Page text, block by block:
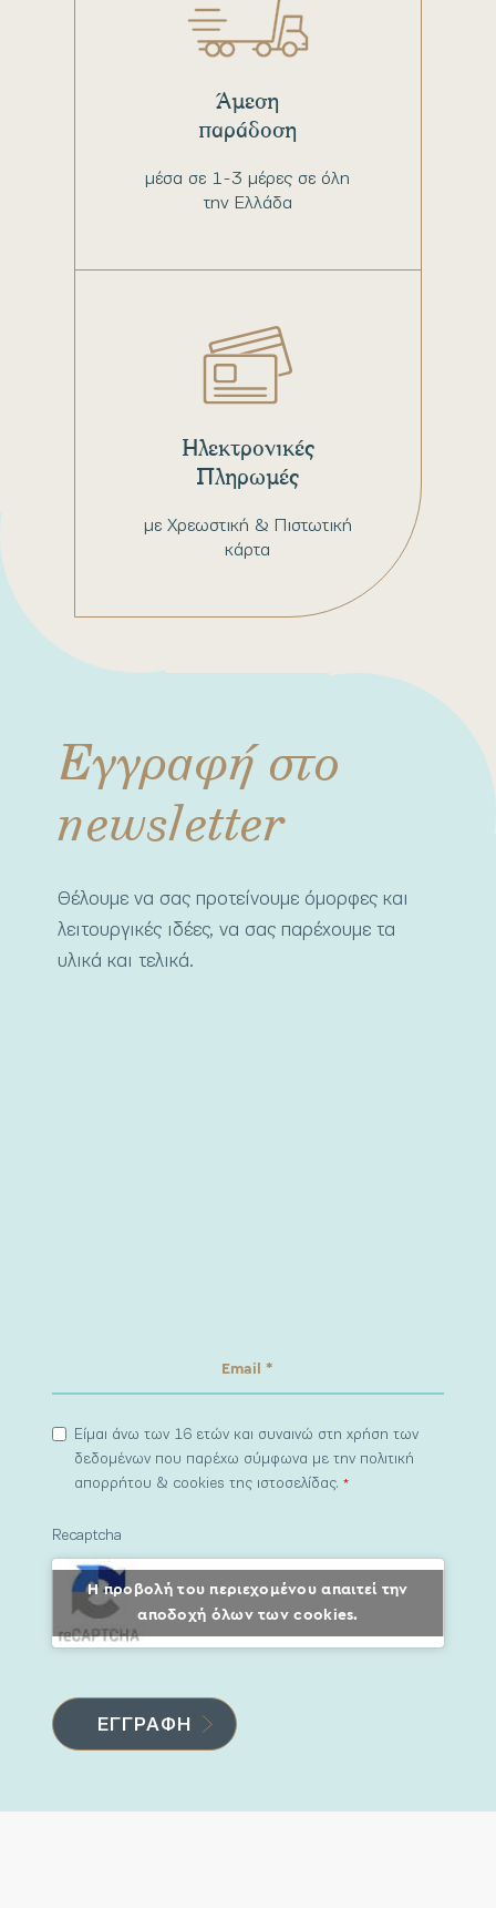
μέσα σε 1-3 μέρες σε όλη
την Ελλάδα
Άμεση
παράδοση
με Χρεωστική & Πιστωτική
κάρτα
Ηλεκτρονικές
Πληρωμές
Εγγραφή στο
newsletter
Θέλουμε να σας προτείνουμε όμορφες και
λειτουργικές ιδέες, να σας παρέχουμε τα
υλικά και τελικά.
Είμαι άνω των 16 ετών και συναινώ στη χρήση των
δεδομένων που παρέχω σύμφωνα με την πολιτική
απορρήτου & cookies της ιστοσελίδας.*
Recaptcha
Η προβολή του περιεχομένου απαιτεί την
αποδοχή όλων των cookies.